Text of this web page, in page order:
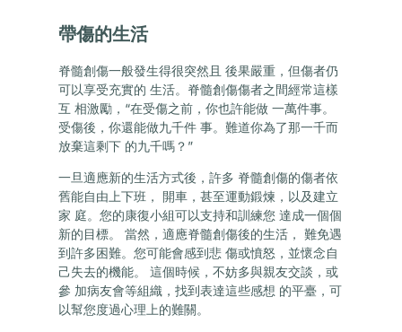
帶傷的生活
脊髓創傷一般發生得很突然且 後果嚴重，但傷者仍
可以享受充實的 生活。脊髓創傷傷者之間經常這樣
互 相激勵，“在受傷之前，你也許能做 一萬件事。
受傷後，你還能做九千件 事。難道你為了那一千而
放棄這剩下 的九千嗎？”
一旦適應新的生活方式後，許多 脊髓創傷的傷者依
舊能自由上下班， 開車，甚至運動鍛煉，以及建立
家 庭。您的康復小組可以支持和訓練您 達成一個個
新的目標。 當然，適應脊髓創傷後的生活， 難免遇
到許多困難。您可能會感到悲 傷或憤怒，並懷念自
己失去的機能。 這個時候，不妨多與親友交談，或
參 加病友會等組織，找到表達這些感想 的平臺，可
以幫您度過心理上的難關。